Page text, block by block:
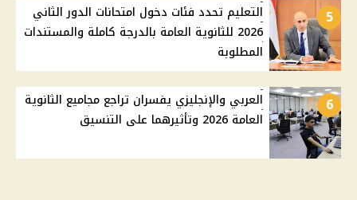
5
التعليم تحدد فئات دخول امتحانات الدور الثاني
2026 للثانوية العامة بالدرجة كاملة والمستندات
المطلوبة
6
العربي والإنجليزي يفسران تراجع مجاميع الثانوية
العامة 2026 وتأثيرهما على التنسيق